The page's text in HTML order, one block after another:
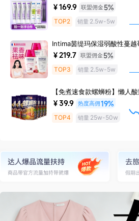
￥169.9 联盟佣金5%
TOP2 销量 2.5w-5w
Intima茵缇玛保湿弱酸性蔓越
￥219.7 联盟佣金5%
TOP3 销量 2.5w-5w
【免煮速食款螺蛳粉】懒人
￥39.9 热度高佣19%
TOP4 销量 25w-50w